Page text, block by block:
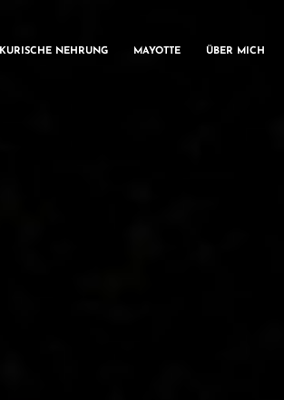
KURISCHE NEHRUNG MAYOTTE ÜBER MICH